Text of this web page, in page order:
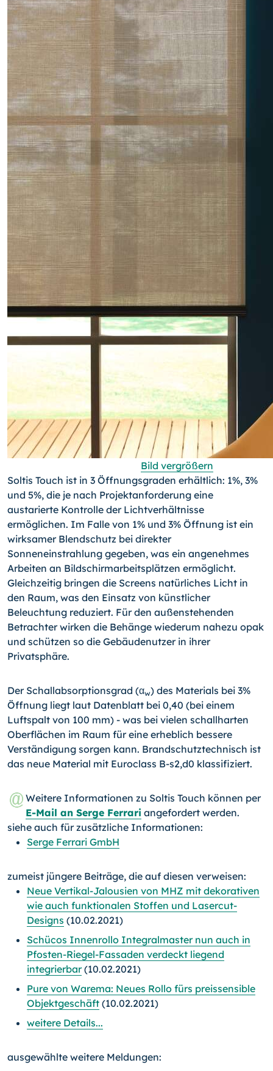
Bild vergrößern
Soltis Touch ist in 3 Öffnungsgraden erhältlich: 1%, 3%
und 5%, die je nach Projektanforderung eine
austarierte Kontrolle der Lichtverhältnisse
ermöglichen. Im Falle von 1% und 3% Öffnung ist ein
wirksamer Blendschutz bei direkter
Sonneneinstrahlung gegeben, was ein angenehmes
Arbeiten an Bildschirmarbeitsplätzen ermöglicht.
Gleichzeitig bringen die Screens natürliches Licht in
den Raum, was den Einsatz von künstlicher
Beleuchtung reduziert. Für den außenstehenden
Betrachter wirken die Behänge wiederum nahezu opak
und schützen so die Gebäudenutzer in ihrer
Privatsphäre.
Der Schallabsorptionsgrad (αw) des Materials bei 3%
Öffnung liegt laut Datenblatt bei 0,40 (bei einem
Luftspalt von 100 mm) - was bei vielen schallharten
Oberflächen im Raum für eine erheblich bessere
Verständigung sorgen kann. Brandschutztechnisch ist
das neue Material mit Euroclass B-s2,d0 klassifiziert.
Weitere Informationen zu Soltis Touch können per
E-Mail an Serge Ferrari angefordert werden.
siehe auch für zusätzliche Informationen:
Serge Ferrari GmbH
zumeist jüngere Beiträge, die auf diesen verweisen:
Neue Vertikal-Jalousien von MHZ mit dekorativen
wie auch funktionalen Stoffen und Lasercut-
Designs (10.02.2021)
Schücos Innenrollo Integralmaster nun auch in
Pfosten-Riegel-Fassaden verdeckt liegend
integrierbar(10.02.2021)
Pure von Warema: Neues Rollo fürs preissensible
Objektgeschäft (10.02.2021)
weitere Details...
ausgewählte weitere Meldungen: